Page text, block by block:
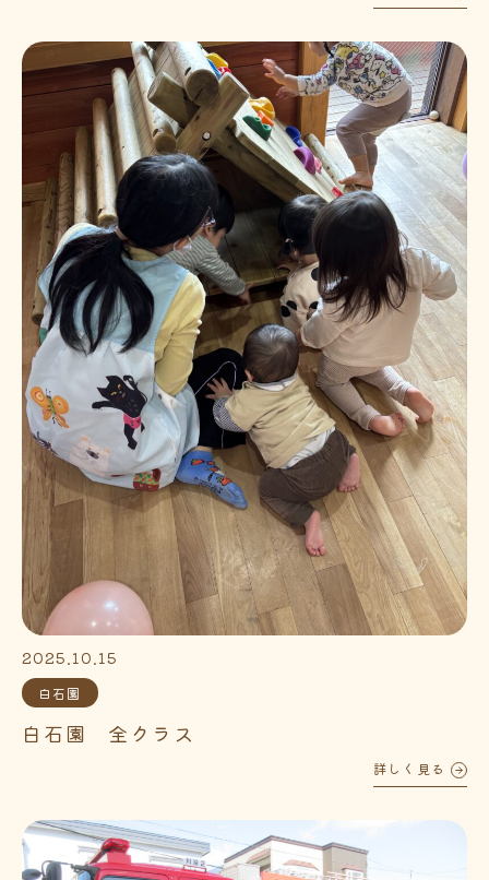
2025.10.15
白石園
白石園 全クラス
詳しく見る